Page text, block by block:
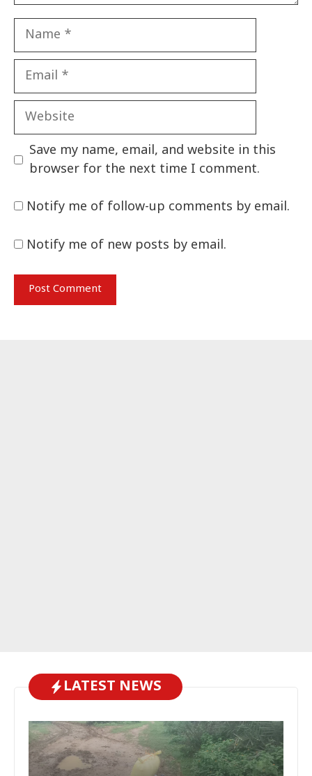
Name
Email
Website
Save my name, email, and website in this
browser for the next time I comment.
Notify me of follow-up comments by email.
Notify me of new posts by email.
LATEST NEWS